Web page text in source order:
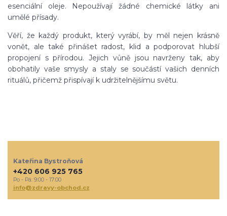
esenciální oleje. Nepoužívají žádné chemické látky ani
umělé přísady.
Věří, že každý produkt, který vyrábí, by měl nejen krásně
vonět, ale také přinášet radost, klid a podporovat hlubší
propojení s přírodou. Jejich vůně jsou navrženy tak, aby
obohatily vaše smysly a staly se součástí vašich denních
rituálů, přičemž přispívají k udržitelnějšímu světu.
Kateřina Bystroňová
+420 606 925 765
Po - Pá: 9:00 - 17:00
info@zdravy-obchod.cz